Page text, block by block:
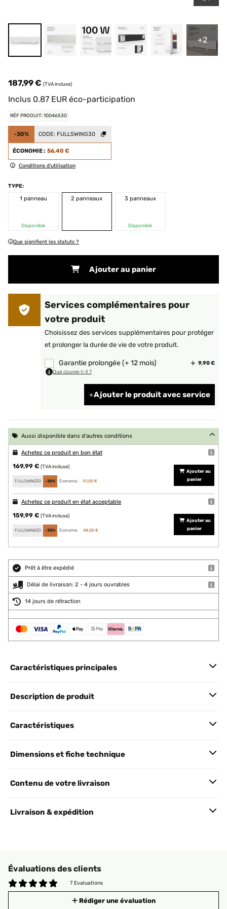
+2
187,99 € (TVA incluse)
Inclus 0.87 EUR éco-participation
RÉF PRODUIT: 10046530
-30% CODE: FULLSWING30
ÉCONOMIE : 56,40 €
Conditions d'utilisation
TYPE:
1 panneau
Disponible
2 panneaux 3 panneaux
Disponible
Que signifient les statuts ?
Ajouter au panier
Services complémentaires pour
votre produit
Choisissez des services supplémentaires pour protéger
et prolonger la durée de vie de votre produit.
Garantie prolongée (+ 12 mois) 9,90 €
Que couvre-t-il ?
Ajouter le produit avec service
Aussi disponible dans d'autres conditions
Achetez ce produit en bon état
169,99 € (TVA incluse)
FULLSWING30 -30% Économie : 51,00 €
Ajouter au
panier
Achetez ce produit en état acceptable
159,99 € (TVA incluse)
FULLSWING30 -30% Économie : 48,00 €
Ajouter au
panier
Prêt à être expédié
Délai de livraison: 2 - 4 jours ouvrables
14 jours de rétraction
Caractéristiques principales
Description de produit
Caractéristiques
Dimensions et fiche technique
Contenu de votre livraison
Livraison & expédition
Évaluations des clients
7 Evaluations
Rédiger une évaluation